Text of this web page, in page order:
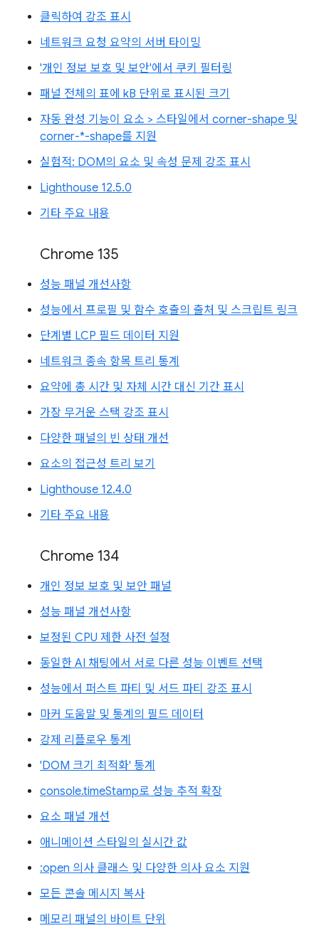
클릭하여 강조 표시
네트워크 요청 요약의 서버 타이밍
'개인 정보 보호 및 보안'에서 쿠키 필터링
패널 전체의 표에 kB 단위로 표시된 크기
자동 완성 기능이 요소 > 스타일에서 corner-shape 및
corner-*-shape를 지원
실험적: DOM의 요소 및 속성 문제 강조 표시
Lighthouse 12.5.0
기타 주요 내용
Chrome 135
성능 패널 개선사항
성능에서 프로필 및 함수 호출의 출처 및 스크립트 링크
단계별 LCP 필드 데이터 지원
네트워크 종속 항목 트리 통계
요약에 총 시간 및 자체 시간 대신 기간 표시
가장 무거운 스택 강조 표시
다양한 패널의 빈 상태 개선
요소의 접근성 트리 보기
Lighthouse 12.4.0
기타 주요 내용
Chrome 134
개인 정보 보호 및 보안 패널
성능 패널 개선사항
보정된 CPU 제한 사전 설정
동일한 AI 채팅에서 서로 다른 성능 이벤트 선택
성능에서 퍼스트 파티 및 서드 파티 강조 표시
마커 도움말 및 통계의 필드 데이터
강제 리플로우 통계
'DOM 크기 최적화' 통계
console.timeStamp로 성능 추적 확장
요소 패널 개선
애니메이션 스타일의 실시간 값
:open 의사 클래스 및 다양한 의사 요소 지원
모든 콘솔 메시지 복사
메모리 패널의 바이트 단위